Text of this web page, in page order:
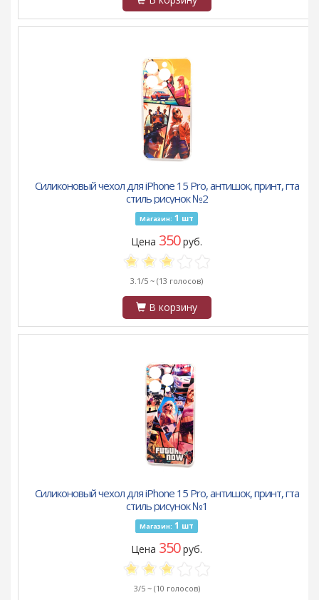
Силиконовый чехол для iPhone 15 Pro, антишок, принт, гта
стиль рисунок №2
Магазин: 1 шт
Цена 350руб.
3.1/5 ~ (13 голосов)
В корзину
Силиконовый чехол для iPhone 15 Pro, антишок, принт, гта
стиль рисунок №1
Магазин: 1 шт
Цена 350руб.
3/5 ~ (10 голосов)